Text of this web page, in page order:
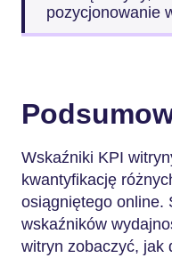
pozycjonowanie
Wskaźniki KPI
kwantyfikację
osiągniętego online.
wskaźników
witryn zobaczyć, jak